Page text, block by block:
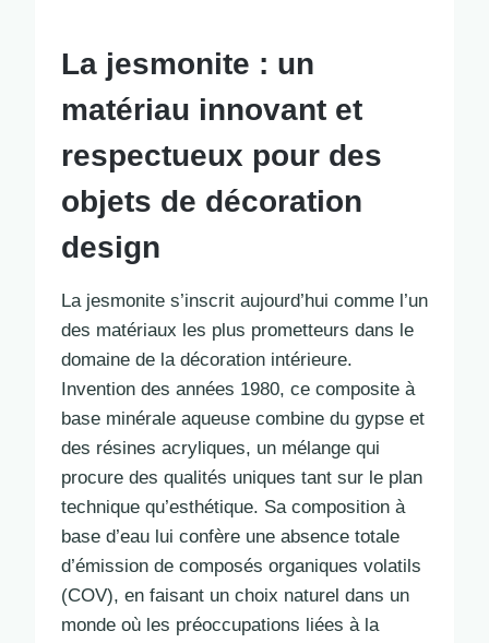
La jesmonite : un
matériau innovant et
respectueux pour des
objets de décoration
design
La jesmonite s’inscrit aujourd’hui comme l’un
des matériaux les plus prometteurs dans le
domaine de la décoration intérieure.
Invention des années 1980, ce composite à
base minérale aqueuse combine du gypse et
des résines acryliques, un mélange qui
procure des qualités uniques tant sur le plan
technique qu’esthétique. Sa composition à
base d’eau lui confère une absence totale
d’émission de composés organiques volatils
(COV), en faisant un choix naturel dans un
monde où les préoccupations liées à la